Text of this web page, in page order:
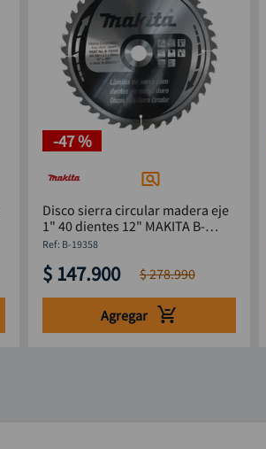
-47 %
Disco sierra circular madera eje
1" 40 dientes 12" MAKITA B-
19358
: B-19358
$ 147.900 $278.990
Agregar